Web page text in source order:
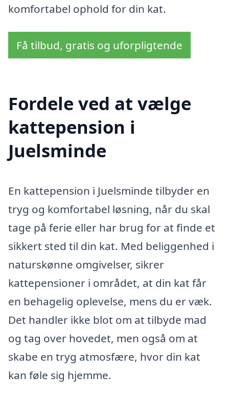
komfortabel ophold for din kat.
Få tilbud, gratis og uforpligtende
Fordele ved at vælge
kattepension i
Juelsminde
En kattepension i Juelsminde tilbyder en
tryg og komfortabel løsning, når du skal
tage på ferie eller har brug for at finde et
sikkert sted til din kat. Med beliggenhed i
naturskønne omgivelser, sikrer
kattepensioner i området, at din kat får
en behagelig oplevelse, mens du er væk.
Det handler ikke blot om at tilbyde mad
og tag over hovedet, men også om at
skabe en tryg atmosfære, hvor din kat
kan føle sig hjemme.